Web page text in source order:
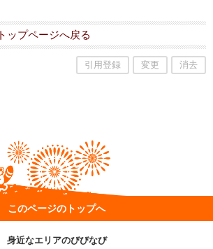
ップページへ戻る
引用登録 変更 消去
このページのトップへ
身近なエリアのびびなび